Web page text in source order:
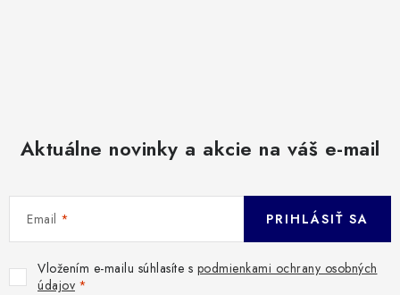
Aktuálne novinky a akcie na váš e-mail
Email
Vložením e-mailu súhlasíte s podmienkami ochrany osobných
údajov
PRIHLÁSIŤ SA